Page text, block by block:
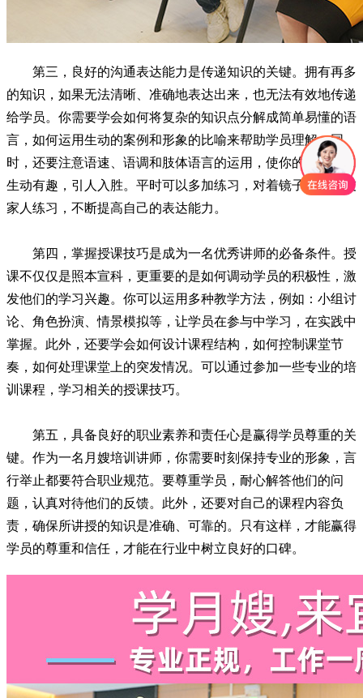
第三，良好的沟通表达能力是传递知识的关键。拥有再多
的知识，如果无法清晰、准确地表达出来，也无法有效地传递
给学员。你需要学会如何将复杂的知识点分解成简单易懂的语
言，如何运用生动的案例和形象的比喻来帮助学员理解。同
时，还要注意语速、语调和肢体语言的运用，使你的授课更加
生动有趣，引人入胜。平时可以多加练习，对着镜子或者朋友
家人练习，不断提高自己的表达能力。
第四，掌握授课技巧是成为一名优秀讲师的必备条件。授
课不仅仅是照本宣科，更重要的是如何调动学员的积极性，激
发他们的学习兴趣。你可以运用多种教学方法，例如：小组讨
论、角色扮演、情景模拟等，让学员在参与中学习，在实践中
掌握。此外，还要学会如何设计课程结构，如何控制课堂节
奏，如何处理课堂上的突发情况。可以通过参加一些专业的培
训课程，学习相关的授课技巧。
第五，具备良好的职业素养和责任心是赢得学员尊重的关
键。作为一名月嫂培训讲师，你需要时刻保持专业的形象，言
行举止都要符合职业规范。要尊重学员，耐心解答他们的问
题，认真对待他们的反馈。此外，还要对自己的课程内容负
责，确保所讲授的知识是准确、可靠的。只有这样，才能赢得
学员的尊重和信任，才能在行业中树立良好的口碑。